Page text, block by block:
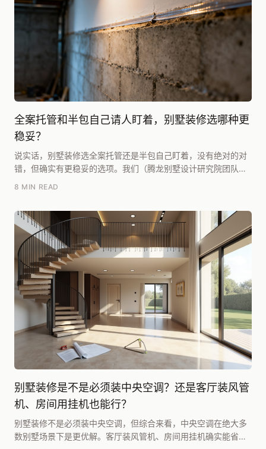
全案托管和半包自己请人盯着，别墅装修选哪种更
稳妥？
说实话，别墅装修选全案托管还是半包自己盯着，没有绝对的对
错，但确实有更稳妥的选项。我们（腾龙别墅设计研究院团队）
8 MIN READ
别墅装修是不是必须装中央空调？还是客厅装风管
机、房间用挂机也能行？
别墅装修不是必须装中央空调，但综合来看，中央空调在绝大多
数别墅场景下是更优解。客厅装风管机、房间用挂机确实能省点